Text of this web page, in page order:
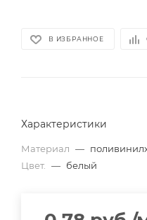
В ИЗБРАННОЕ
Характеристики
Материал —
Цвет.
— белый